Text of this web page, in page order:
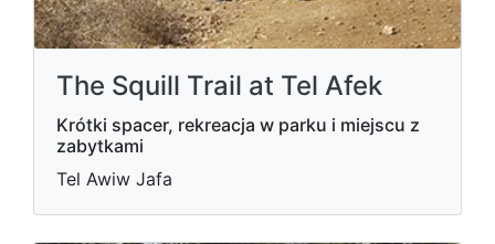
The Squill Trail at Tel Afek
Krótki spacer, rekreacja w parku i miejscu z
zabytkami
Tel Awiw Jafa